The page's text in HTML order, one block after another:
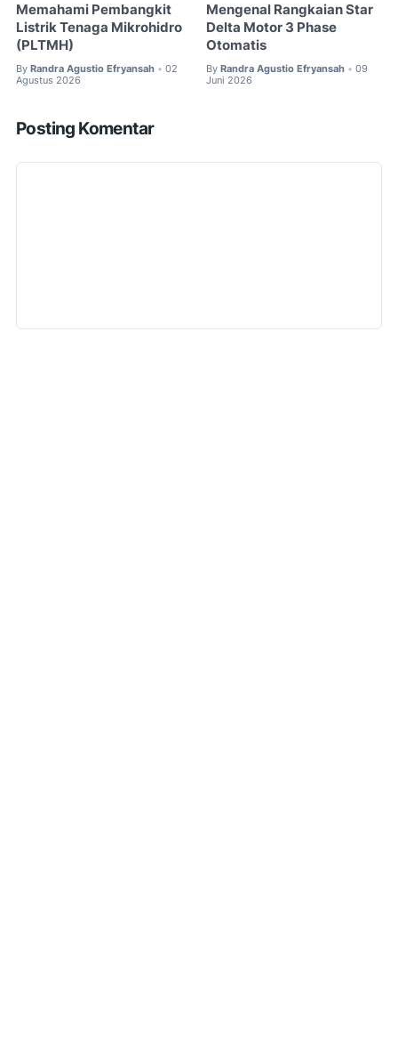
Memahami Pembangkit
Listrik Tenaga Mikrohidro
(PLTMH)
By Randra Agustio Efryansah • 02
Agustus 2026
Mengenal Rangkaian Star
Delta Motor 3 Phase
Otomatis
By Randra Agustio Efryansah • 09
Juni 2026
Posting Komentar